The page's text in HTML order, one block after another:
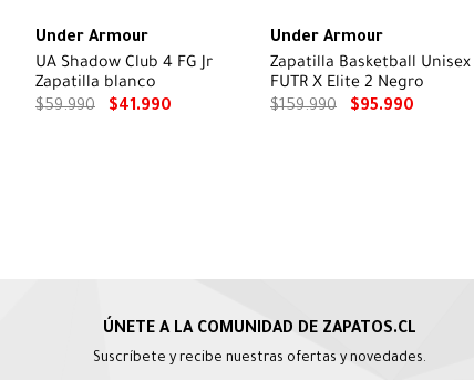
Under Armour
UA Shadow Club 4 FG Jr
Zapatilla blanco
$59.990 $41.990
Under Armour
Zapatilla Basketball Unisex
FUTR X Elite 2 Negro
$159.990 $95.990
Suscríbete y recibe nuestras ofertas y novedades.